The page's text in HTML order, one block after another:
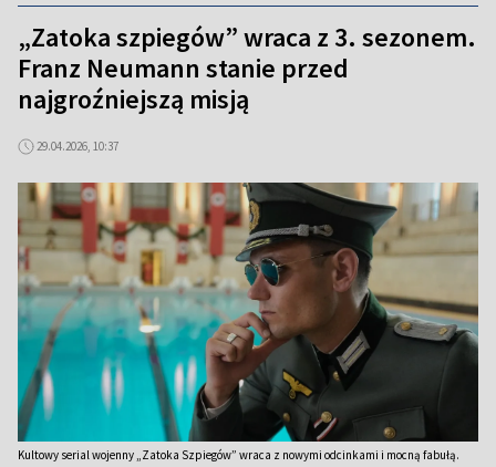
„Zatoka szpiegów” wraca z 3. sezonem.
Franz Neumann stanie przed
najgroźniejszą misją
29.04.2026, 10:37
Kultowy serial wojenny „Zatoka Szpiegów” wraca z nowymi odcinkami i mocną fabułą.